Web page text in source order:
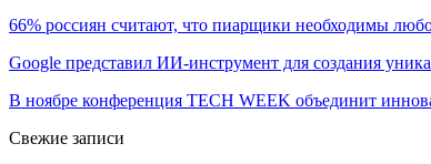
66% россиян считают, что пиарщики необходимы
Google представил ИИ-инструмент для создания
В ноябре конференция TECH WEEK объединит
Свежие записи